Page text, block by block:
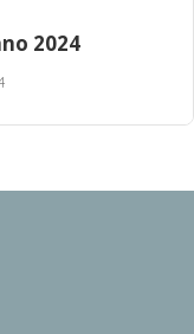
2024